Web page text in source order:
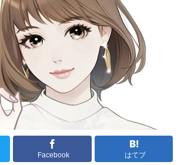
Facebook はてブ